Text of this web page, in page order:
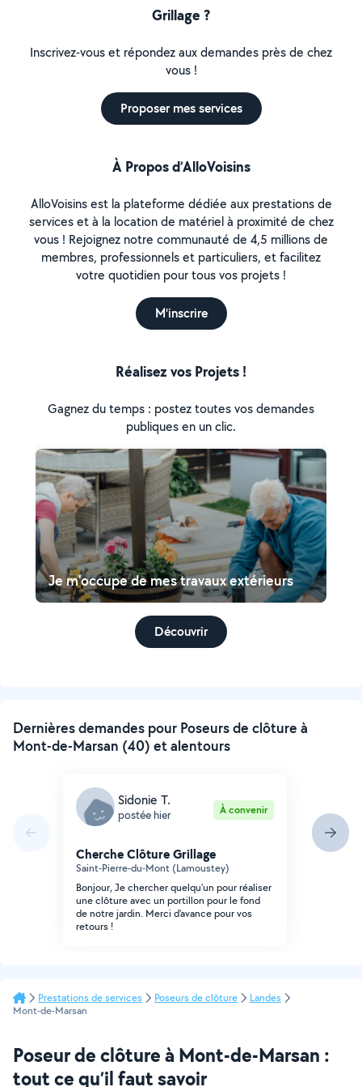
Grillage ?
Inscrivez-vous et répondez aux demandes près de chez
vous !
Proposer mes services
À Propos d’AlloVoisins
AlloVoisins est la plateforme dédiée aux prestations de
services et à la location de matériel à proximité de chez
vous ! Rejoignez notre communauté de 4,5 millions de
membres, professionnels et particuliers, et facilitez
votre quotidien pour tous vos projets !
M'inscrire
Réalisez vos Projets !
Gagnez du temps : postez toutes vos demandes
publiques en un clic.
Je m'occupe de mes travaux extérieurs
Découvrir
Dernières demandes pour Poseurs de clôture à
Mont-de-Marsan (40) et alentours
Sidonie T.
postée hier À convenir
Cherche Clôture Grillage
Saint-Pierre-du-Mont (Lamoustey)
Bonjour, Je chercher quelqu'un pour réaliser
une clôture avec un portillon pour le fond
de notre jardin. Merci d'avance pour vos
retours !
Prestations de services Poseurs de clôture
Landes
Mont-de-Marsan
Poseur de clôture à Mont-de-Marsan :
tout ce qu’il faut savoir